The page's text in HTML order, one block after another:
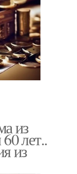
из
лет..
из